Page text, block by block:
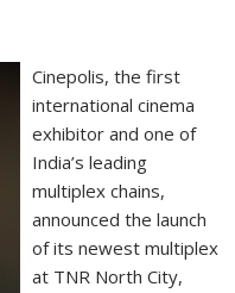
Cinepolis, the first
international cinema
exhibitor and one of
India’s leading
multiplex chains,
announced the launch
of its newest multiplex
at TNR North City,